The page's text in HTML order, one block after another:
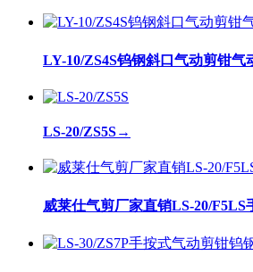
LY-10/ZS4S钨钢斜口气动剪钳气
LS-20/ZS5S→
威莱仕气剪厂家直销LS-20/